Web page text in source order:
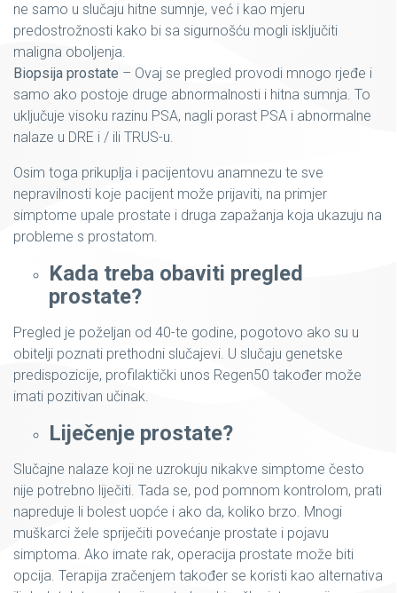
ne samo u slučaju hitne sumnje, već i kao mjeru
predostrožnosti kako bi sa sigurnošću mogli isključiti
maligna oboljenja.
Biopsija prostate – Ovaj se pregled provodi mnogo rjeđe i
samo ako postoje druge abnormalnosti i hitna sumnja. To
uključuje visoku razinu PSA, nagli porast PSA i abnormalne
nalaze u DRE i / ili TRUS-u.
Osim toga prikuplja i pacijentovu anamnezu te sve
nepravilnosti koje pacijent može prijaviti, na primjer
simptome upale prostate i druga zapažanja koja ukazuju na
probleme s prostatom.
Kada treba obaviti pregled
prostate?
Pregled je poželjan od 40-te godine, pogotovo ako su u
obitelji poznati prethodni slučajevi. U slučaju genetske
predispozicije, profilaktički unos Regen50 također može
imati pozitivan učinak.
Liječenje prostate?
Slučajne nalaze koji ne uzrokuju nikakve simptome često
nije potrebno liječiti. Tada se, pod pomnom kontrolom, prati
napreduje li bolest uopće i ako da, koliko brzo. Mnogi
muškarci žele spriječiti povećanje prostate i pojavu
simptoma. Ako imate rak, operacija prostate može biti
opcija. Terapija zračenjem također se koristi kao alternativa